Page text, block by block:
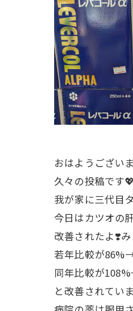
おはようござい
久々の投稿です💖
我が家に三代目
今日はカツオの
改善されたよ❣️
若年比較が
同年比較が
と改善されていま